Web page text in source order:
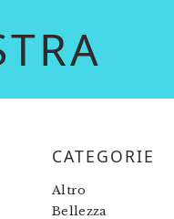
PRIMARY
SIDEBAR
CATEGORIE
Altro
Bellezza